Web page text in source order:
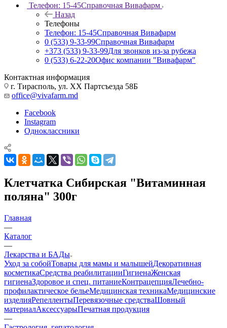
Телефон: 15-45Справочная Вивафарм
Назад
Телефоны
Телефон: 15-45Справочная Вивафарм
0 (533) 9-33-99Справочная Вивафарм
+373 (533) 9-33-99Для звонков из-за рубежа
0 (533) 6-22-20Офис компании "Вивафарм"
Контактная информация
г. Тирасполь, ул. ХХ Партсъезда 58Б
office@vivafarm.md
Facebook
Instagram
Одноклассники
Клетчатка Сибирская "Витаминная
поляна" 300г
Главная
—
Каталог
—
Лекарства и БАДы
Уход за собойТовары для мамы и малышейДекоративная
косметикаСредства реабилитацииГигиенаЖенская
гигиенаЗдоровое и спец. питаниеКонтрацепцияЛечебно-
профилактическое бельеМедицинская техникаМедицинские
изделияРепеллентыПеревязочные средстваШовный
материалАксессуарыПечатная продукция
—